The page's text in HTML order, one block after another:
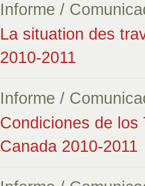
Informe /
La situation des
2010-2011
Informe /
Condiciones de los
Canada 2010-2011